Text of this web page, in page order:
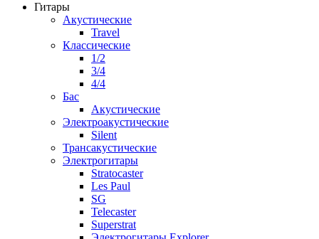
Гитары
Акустические
Travel
Классические
1/2
3/4
4/4
Бас
Акустические
Электроакустические
Silent
Трансакустические
Электрогитары
Stratocaster
Les Paul
SG
Telecaster
Superstrat